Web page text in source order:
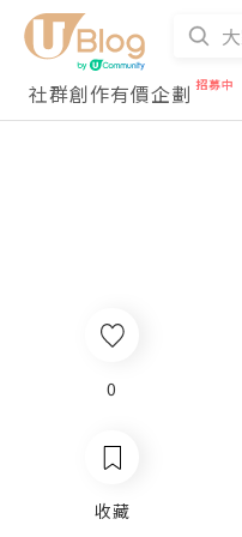
社群創作有價企劃
0
收藏